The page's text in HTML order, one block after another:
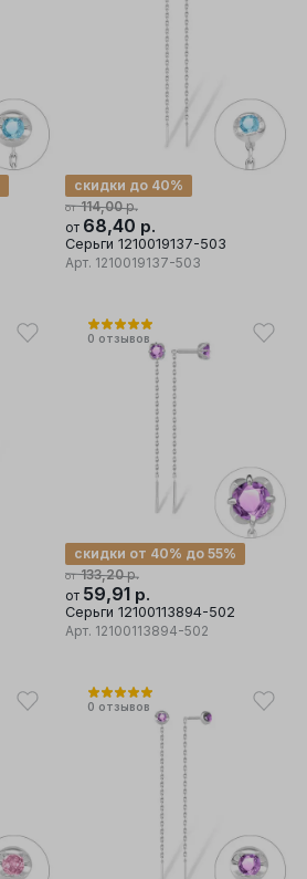
от 114,00р.
скидки до 40%
от 68,40 р.
Серьги 1210019137-503
Арт. 1210019137-503
0 отзывов
от 133,20р.
скидки от 40% до 55%
от 59,91 р.
Серьги 12100113894-502
Арт. 12100113894-502
0 отзывов